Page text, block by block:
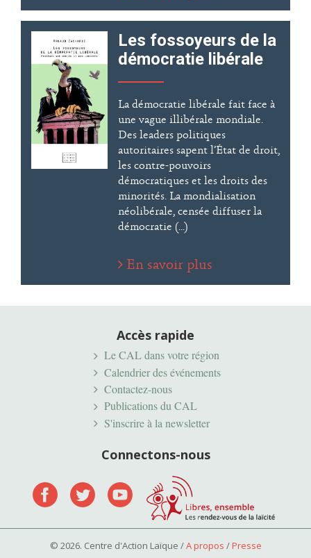
Les fossoyeurs de la
démocratie libérale
La démocratie libérale fait face à
une vague illibérale mondiale.
Des leaders politiques
autoritaires sapent l’État de droit,
les contre-pouvoirs
démocratiques et les droits des
minorités. La mondialisation
néolibérale, censée diffuser la
démocratie (...)
En savoir plus
Accès rapide
Le CAL dans votre région
Calendrier des événements
Contactez-nous
Publications du CAL
S'inscrire à la newsletter
Connectons-nous
© 2026. Centre d'Action Laïque /A propos /Presse